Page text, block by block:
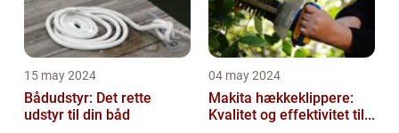
15 may 2024
Bådudstyr: Det rette
udstyr til din båd
04 may 2024
Makita hækkeklippere:
Kvalitet og effektivitet til...